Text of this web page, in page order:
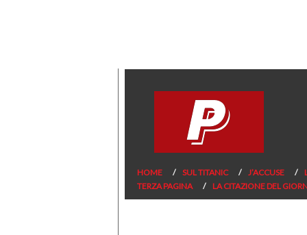
HOME SUL TITANIC J’ACCUSE
TERZA PAGINA
LA CITAZIONE DEL